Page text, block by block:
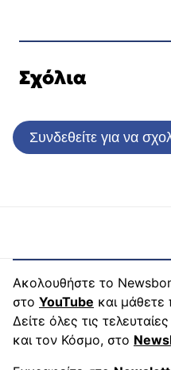
Σχόλια
Συνδεθείτε για να
Ακολουθήστε το
στο YouTube και μάθετε
Δείτε όλες τις τελευταίες
και τον Κόσμο, στο